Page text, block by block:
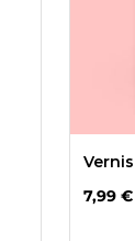
7,99 €